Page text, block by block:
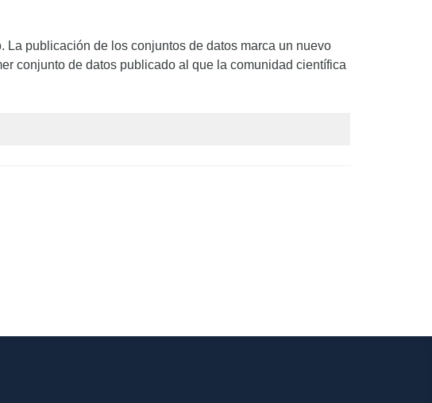
publicación de los conjuntos de datos marca un nuevo
conjunto de datos publicado al que la comunidad científica